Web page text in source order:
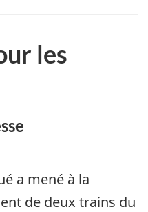
les
a mené à la
de deux trains du